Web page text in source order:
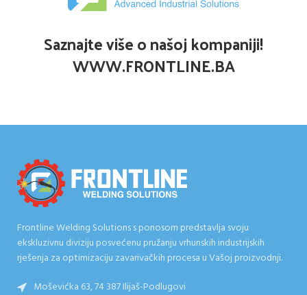
Saznajte više o našoj kompaniji!
WWW.FRONTLINE.BA
Frontline Welding Solutions s ponosom predstavlja svoju
ekskluzivnu diviziju posvećenu pružanju vrhunskih industrijskih
rješenja za optimizaciju zavarivačkih procesa u Vašoj proizvodnji.
Moševićka 63, 74 387 Ilijaš-Podlugovi